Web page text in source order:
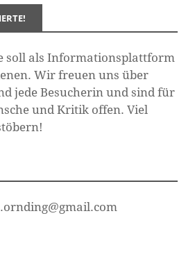
soll als Informationsplattform
Wir freuen uns über
jede Besucherin und sind für
und Kritik offen. Viel